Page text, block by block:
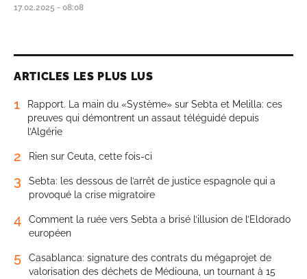
17.02.2025 - 08:08
ARTICLES LES PLUS LUS
1
Rapport. La main du «Système» sur Sebta et Melilla: ces
preuves qui démontrent un assaut téléguidé depuis
l’Algérie
2 Rien sur Ceuta, cette fois-ci
3
Sebta: les dessous de l’arrêt de justice espagnole qui a
provoqué la crise migratoire
4
Comment la ruée vers Sebta a brisé l’illusion de l’Eldorado
européen
5
Casablanca: signature des contrats du mégaprojet de
valorisation des déchets de Médiouna, un tournant à 15